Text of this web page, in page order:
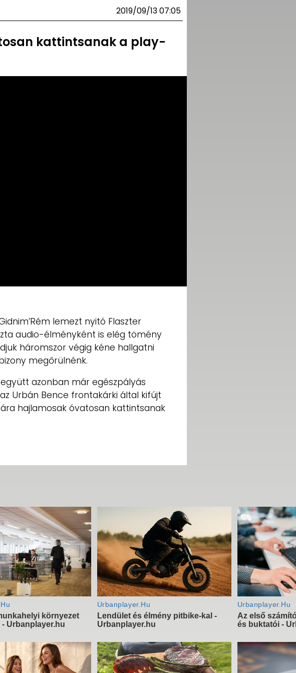
2019/09/13 07:05
kattintsanak a play-
lemezt nyitó Flaszter
audio-élményként is elég tömény
háromszor végig kéne hallgatni
megőrülnénk.
azonban már egészpályás
Urbán Bence frontakárki által kifújt
hajlamosak óvatosan kattintsanak